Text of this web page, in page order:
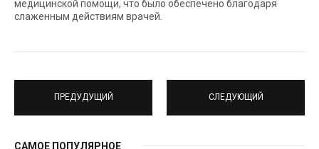
медицинской помощи, что было обеспечено благодаря
слаженным действиям врачей.
ПРЕДУДУЩИЙ СЛЕДУЮЩИЙ
САМОЕ ПОПУЛЯРНОЕ